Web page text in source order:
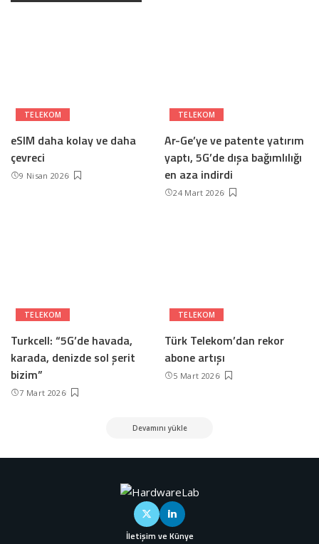
TELEKOM
eSIM daha kolay ve daha
çevreci
9 Nisan 2026
TELEKOM
Ar-Ge’ye ve patente yatırım
yaptı, 5G’de dışa bağımlılığı
en aza indirdi
24 Mart 2026
TELEKOM
Turkcell: “5G’de havada,
karada, denizde sol şerit
bizim”
7 Mart 2026
TELEKOM
Türk Telekom’dan rekor
abone artışı
5 Mart 2026
Devamını yükle
İletişim ve Künye